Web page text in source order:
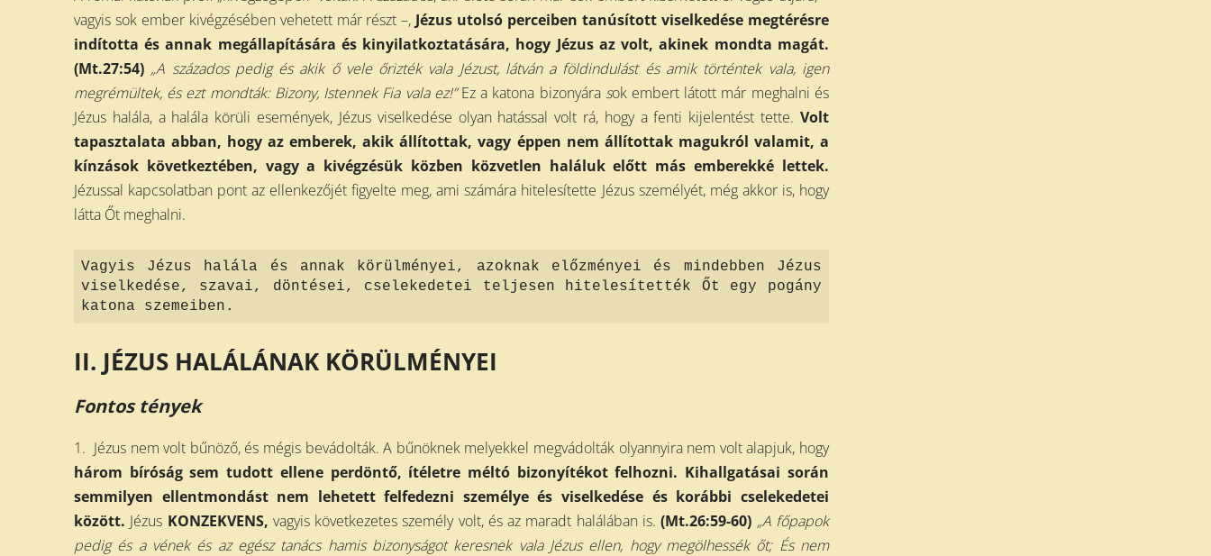
vagyis sok ember kivégzésében vehetett már részt –, Jézus utolsó perceiben tanúsított viselkedése megtérésre
indította és annak megállapítására és kinyilatkoztatására, hogy Jézus az volt, akinek mondta magát.
(Mt.27:54) „A százados pedig és akik ő vele őrizték vala Jézust, látván a földindulást és amik történtek vala, igen
megrémültek, és ezt mondták: Bizony, Istennek Fia vala ez!”Ez a katona bizonyárasok embert látott már meghalni és
Jézus halála, a halála körüli események, Jézus viselkedése olyan hatással volt rá, hogy a fenti kijelentést tette. Volt
tapasztalata abban, hogy az emberek, akik állítottak, vagy éppen nem állítottak magukról valamit, a
kínzások következtében, vagy a kivégzésük közben közvetlen haláluk előtt más emberekké lettek.
Jézussal kapcsolatban pont az ellenkezőjét figyelte meg, ami számára hitelesítette Jézus személyét, még akkor is, hogy
látta Őt meghalni.
Vagyis Jézus halála és annak körülményei, azoknak előzményei és mindebben Jézus
viselkedése, szavai, döntései, cselekedetei teljesen hitelesítették Őt egy pogány
katona szemeiben.
II. JÉZUS HALÁLÁNAK KÖRÜLMÉNYEI
Fontos tények
1. Jézus nem volt bűnöző, és mégis bevádolták. A bűnöknek melyekkel megvádolták olyannyira nem volt alapjuk, hogy
három bíróság sem tudott ellene perdöntő, ítéletre méltóbizonyítékot felhozni. Kihallgatásai során
semmilyen ellentmondást nem lehetett felfedezni személye ésviselkedése és korábbi cselekedetei
között. Jézus KONZEKVENS, vagyis következetes személy volt, és az maradt halálában is.(Mt.26:59-60) „A főpapok
pedig és a vének és az egész tanács hamis bizonyságot keresnek vala Jézus ellen, hogy megölhessék őt; És nem